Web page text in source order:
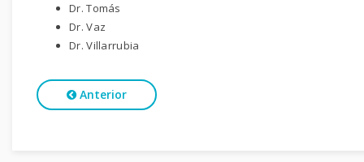
Dr. Tomás
Dr. Vaz
Dr. Villarrubia
Anterior